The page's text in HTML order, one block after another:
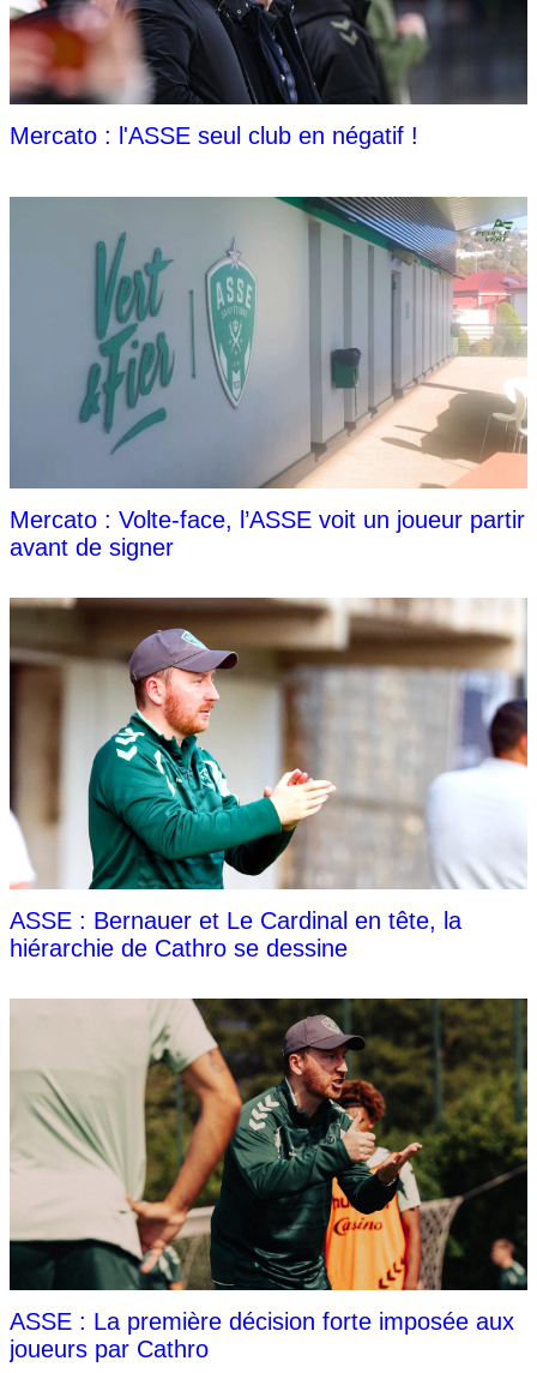
Mercato : l'ASSE seul club en négatif !
Mercato : Volte-face, l’ASSE voit un joueur partir
avant de signer
ASSE : Bernauer et Le Cardinal en tête, la
hiérarchie de Cathro se dessine
ASSE : La première décision forte imposée aux
joueurs par Cathro